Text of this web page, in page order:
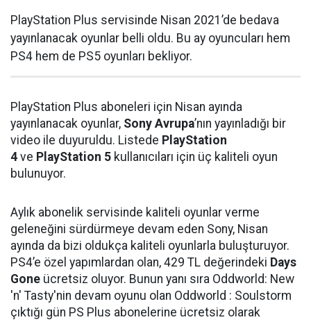
PlayStation Plus servisinde Nisan 2021’de bedava
yayınlanacak oyunlar belli oldu. Bu ay oyuncuları hem
PS4 hem de PS5 oyunları bekliyor.
PlayStation Plus aboneleri için Nisan ayında
yayınlanacak oyunlar, Sony Avrupa’nın yayınladığı bir
video ile duyuruldu. Listede PlayStation
4 ve PlayStation 5 kullanıcıları için üç kaliteli oyun
bulunuyor.
Aylık abonelik servisinde kaliteli oyunlar verme
geleneğini sürdürmeye devam eden Sony, Nisan
ayında da bizi oldukça kaliteli oyunlarla buluşturuyor.
PS4’e özel yapımlardan olan, 429 TL değerindeki Days
Gone ücretsiz oluyor. Bunun yanı sıra Oddworld: New
'n' Tasty'nin devam oyunu olan Oddworld : Soulstorm
çıktığı gün PS Plus abonelerine ücretsiz olarak